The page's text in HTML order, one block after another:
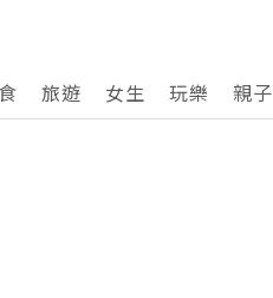
旅遊 女生 玩樂 親子